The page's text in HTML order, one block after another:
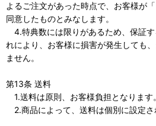
よるご注文があった時点で、お客様が
同意したものとみなします。
4.特典数には限りがあるため、保証す
れにより、お客様に損害が発生しても
ません。
第13条 送料
1.送料は原則、お客様負担となります。
2.商品によって、送料は個別に設定さ